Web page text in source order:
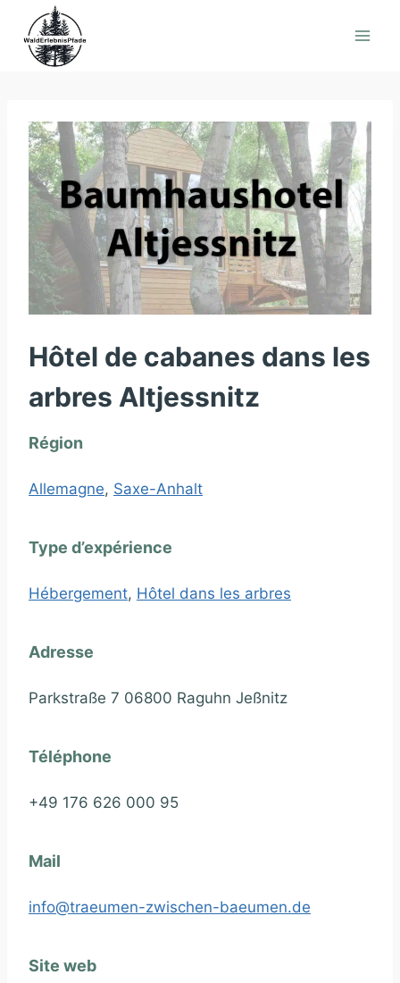
contenu
Hôtel de cabanes dans les
arbres Altjessnitz
Région
Allemagne, Saxe-Anhalt
Type d’expérience
Hébergement, Hôtel dans les arbres
Adresse
Parkstraße 7 06800 Raguhn Jeßnitz
Téléphone
+49 176 626 000 95
Mail
info@traeumen-zwischen-baeumen.de
Site web